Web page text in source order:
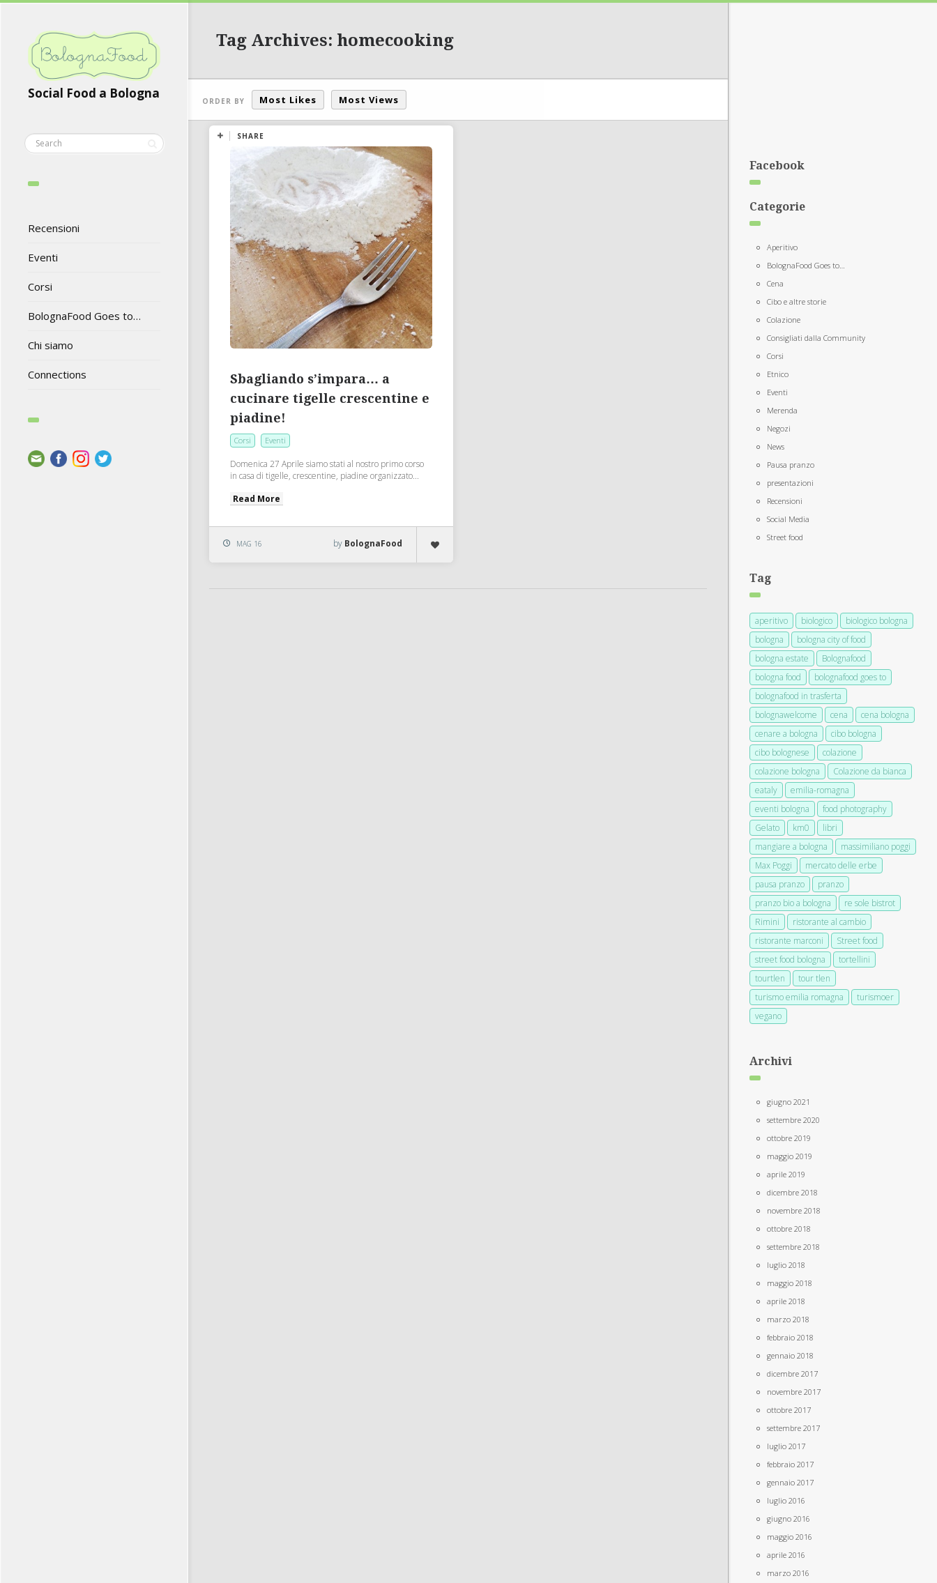
Social Food a Bologna
Recensioni
Eventi
Corsi
BolognaFood Goes to…
Chi siamo
Connections
Tag Archives: homecooking
ORDER BY Most Likes Most Views
SHARE
Sbagliando s’impara… a
cucinare tigelle crescentine e
piadine!
Corsi Eventi
Domenica 27 Aprile siamo stati al nostro primo corso
in casa di tigelle, crescentine, piadine organizzato...
Read More
MAG 16 by BolognaFood
Facebook
Categorie
Aperitivo
BolognaFood Goes to…
Cena
Cibo e altre storie
Colazione
Consigliati dalla Community
Corsi
Etnico
Eventi
Merenda
Negozi
News
Pausa pranzo
presentazioni
Recensioni
Social Media
Street food
Tag
aperitivo biologico
biologico bologna
bologna
bologna city of food
bologna estate
Bolognafood
bologna food
bolognafood goes to
bolognafood in trasferta
bolognawelcome
cena
cena bologna
cenare a bologna
cibo bologna
cibo bolognese
colazione
colazione bologna
Colazione da bianca
eataly
emilia-romagna
eventi bologna
food photography
Gelato
km0
libri
mangiare a bologna
massimiliano poggi
Max Poggi
mercato delle erbe
pausa pranzo
pranzo
pranzo bio a bologna
re sole bistrot
Rimini
ristorante al cambio
ristorante marconi
Street food
street food bologna
tortellini
tourtlen
tour tlen
turismo emilia romagna
turismoer
vegano
Archivi
giugno 2021
settembre 2020
ottobre 2019
maggio 2019
aprile 2019
dicembre 2018
novembre 2018
ottobre 2018
settembre 2018
luglio 2018
maggio 2018
aprile 2018
marzo 2018
febbraio 2018
gennaio 2018
dicembre 2017
novembre 2017
ottobre 2017
settembre 2017
luglio 2017
febbraio 2017
gennaio 2017
luglio 2016
giugno 2016
maggio 2016
aprile 2016
marzo 2016